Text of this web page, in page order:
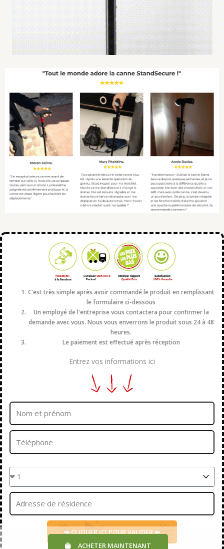
ACHETER MAINTENANT
C'est très simple après avoir commandé le produit en remplissant
le formulaire ci-dessous
Un employé de l'entreprise vous contactera pour confirmer la
demande avec vous. Nous vous enverrons le produit sous 24 à 48
heures.
Le paiement est effectué après réception
Entrez vos informations ici
Nom
prénom
Téléphone
Quantités
Adresse
➡ CLIQUER ICI POUR VALIDER ⬅